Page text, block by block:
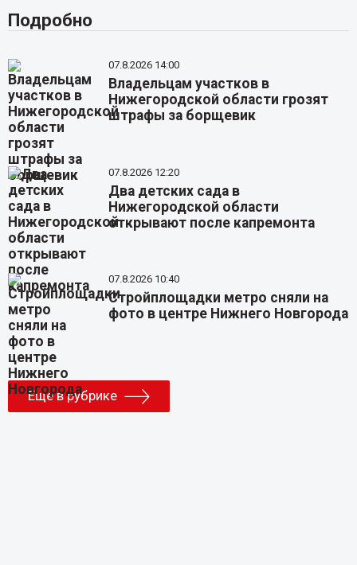
Подробно
07.8.2026 14:00
Владельцам участков в
Нижегородской области грозят
штрафы за борщевик
07.8.2026 12:20
Два детских сада в
Нижегородской области
открывают после капремонта
07.8.2026 10:40
Стройплощадки метро сняли на
фото в центре Нижнего Новгорода
Еще в рубрике